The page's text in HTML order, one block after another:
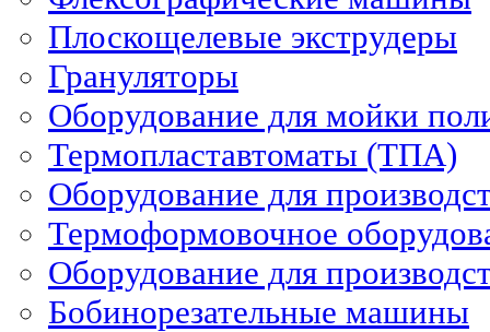
Плоскощелевые экструдеры
Грануляторы
Оборудование для мойки
Термопластавтоматы (ТПА)
Оборудование для
Термоформовочное
Оборудование для
Бобинорезательные машины